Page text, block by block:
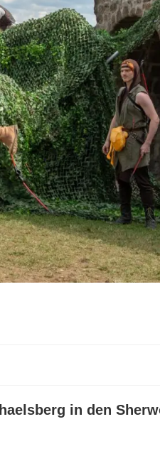
in den